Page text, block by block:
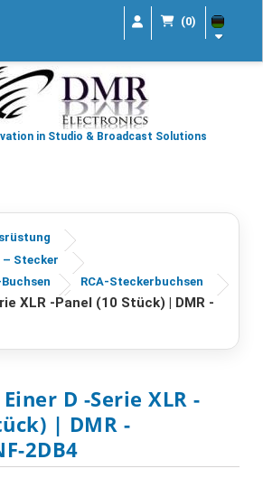
(0)
in Studio & Broadcast Solutions
Stecker
RCA-Steckerbuchsen
XLR -Panel (10 Stück) | DMR -
D -Serie XLR -
| DMR -
2DB4